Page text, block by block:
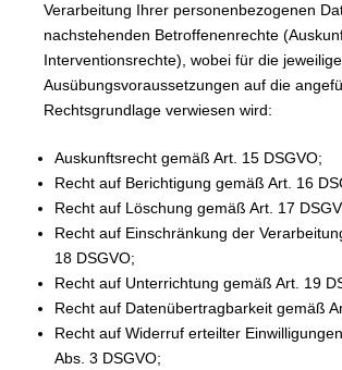
Verarbeitung Ihrer personenbezogenen
nachstehenden Betroffenenrechte
Interventionsrechte), wobei für die
Ausübungsvoraussetzungen auf die
Rechtsgrundlage verwiesen wird:
Auskunftsrecht gemäß Art. 15 DSGVO;
Recht auf Berichtigung gemäß Art. 16
Recht auf Löschung gemäß Art. 17
Recht auf Einschränkung der
18 DSGVO;
Recht auf Unterrichtung gemäß Art. 19
Recht auf Datenübertragbarkeit gemäß
Recht auf Widerruf erteilter
Abs. 3 DSGVO;